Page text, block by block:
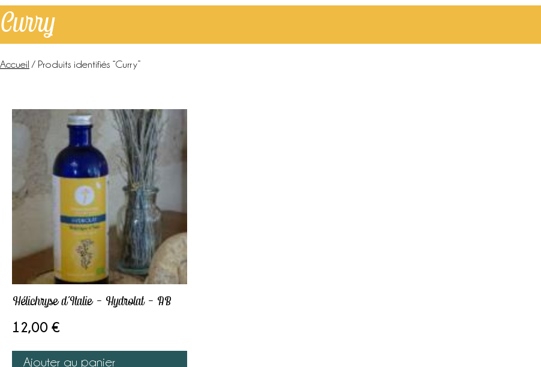
Curry
Accueil / Produits identifiés “Curry”
Hélichryse d’Italie – Hydrolat – AB
12,00 €
Ajouter au panier
Accueil
Le blog
La ferme
L’herboristerie
La distillerie
Labels & démarches
L’atelier
Ateliers
& sorties
Boutique
A propos
Contact